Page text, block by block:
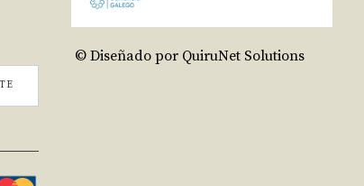
© Diseñado por QuiruNet Solutions